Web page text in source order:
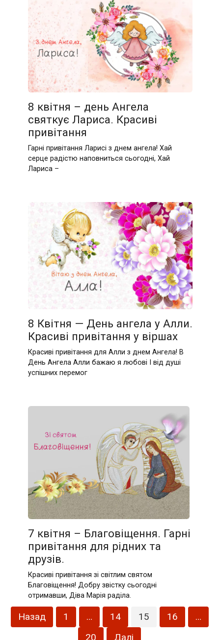
8 квітня – день Ангела
святкує Лариса. Красиві
привітання
Гарні привітання Ларисі з днем ангела! Хай
серце радістю наповниться сьогодні, Хай
Лариса –
8 Квітня — День ангела у Алли.
Красиві привітання у віршах
Красиві привітання для Алли з днем Ангела! В
День Ангела Алли бажаю я любові І від душі
успішних перемог
7 квітня – Благовіщення. Гарні
привітання для рідних та
друзів.
Красиві привітання зі світлим святом
Благовіщення! Добру звістку сьогодні
отримавши, Діва Марія раділа.
Пагінація
Назад 1 … 14 15 16
…
20
Далі